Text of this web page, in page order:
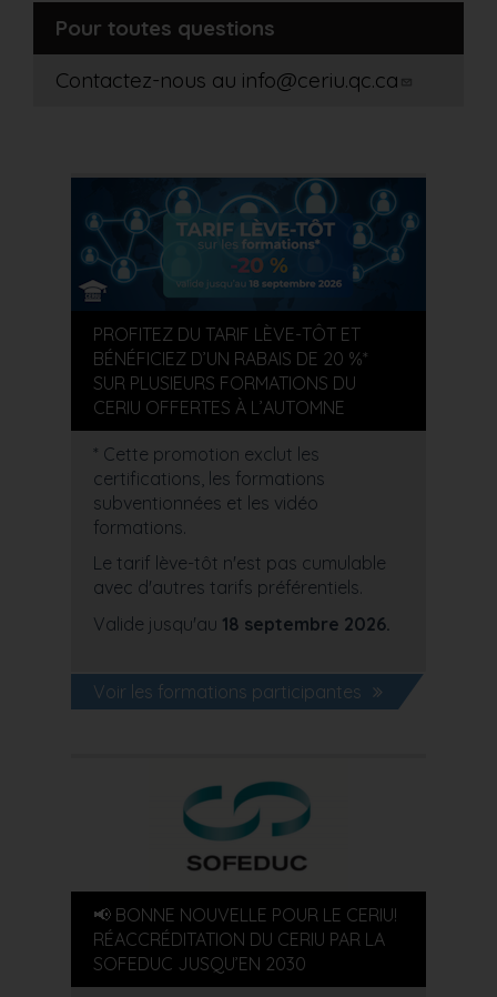
Pour toutes questions
Contactez-nous au info@ceriu.qc.ca
PROFITEZ DU TARIF LÈVE-TÔT ET
BÉNÉFICIEZ D’UN RABAIS DE 20 %*
SUR PLUSIEURS FORMATIONS DU
CERIU OFFERTES À L’AUTOMNE
* Cette promotion exclut les
certifications, les formations
subventionnées et les vidéo
formations.
Le tarif lève-tôt n'est pas cumulable
avec d'autres tarifs préférentiels.
Valide jusqu'au 18 septembre 2026.
Voir les formations participantes
📢 BONNE NOUVELLE POUR LE CERIU!
RÉACCRÉDITATION DU CERIU PAR LA
SOFEDUC JUSQU’EN 2030